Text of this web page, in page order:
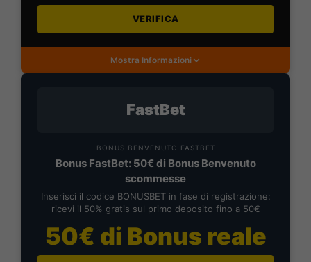
VERIFICA
Mostra Informazioni
FastBet
BONUS BENVENUTO FASTBET
Bonus FastBet: 50€ di Bonus Benvenuto
scommesse
Inserisci il codice BONUSBET in fase di registrazione:
ricevi il 50% gratis sul primo deposito fino a 50€
50€ di Bonus reale